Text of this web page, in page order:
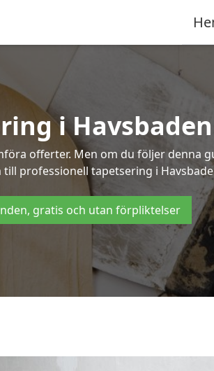
i Havsbaden
offerter. Men om du följer denna
till professionell tapetsering i
gratis och utan förpliktelser